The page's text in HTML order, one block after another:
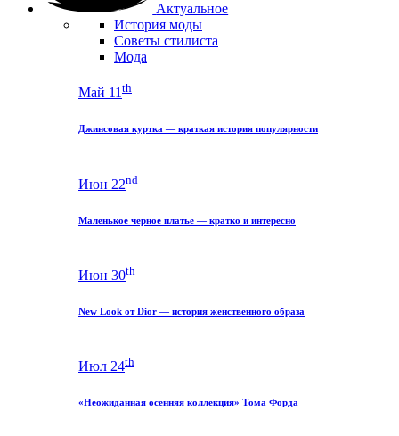
Актуальное
История моды
Советы стилиста
Мода
Май 11th
Джинсовая куртка — краткая история популярности
Июн 22nd
Маленькое черное платье — кратко и интересно
Июн 30th
New Look от Dior — история женственного образа
Июл 24th
«Неожиданная осенняя коллекция» Тома Форда